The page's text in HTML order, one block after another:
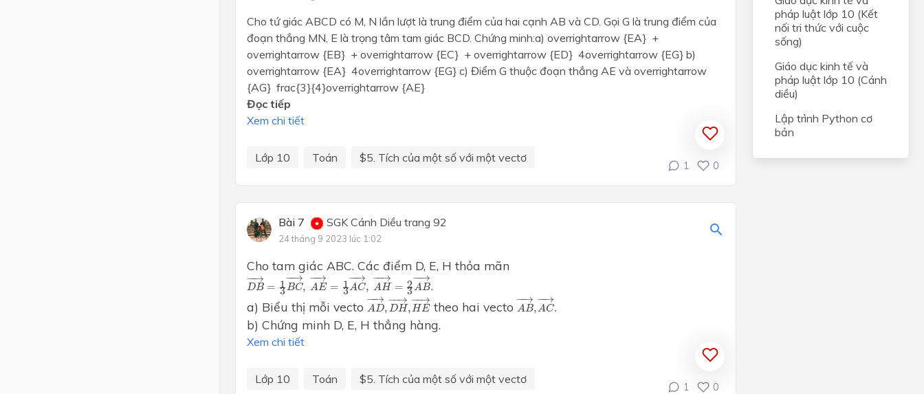
Cho tứ giác ABCD có M, N lần lượt là trung điểm của hai cạnh AB và CD. Gọi G là trung điểm của
đoạn thẳng MN, E là trọng tâm tam giác BCD. Chứng minh:a) overrightarrow {EA} +
overrightarrow {EB} + overrightarrow {EC} + overrightarrow {ED} 4overrightarrow {EG} b)
overrightarrow {EA} 4overrightarrow {EG} c) Điểm G thuộc đoạn thẳng AE và overrightarrow
{AG} frac{3}{4}overrightarrow {AE}
Đọc tiếp
Xem chi tiết
Lớp 10 Toán $5. Tích của một số với một vectơ
1 0
Bài 7 SGK Cánh Diều trang 92
24 tháng 9 2023 lúc 1:02
Cho tam giác ABC. Các điểm D, E, H thỏa mãn
−
−→
DB = 1
3
−
−→
BC,
−
−→
AE = 1
3
−
−→
AC,
−
−→
AH = 2
3
−
−→
AB.
DB→ 13BC →,A =13 AC→ H→= 2
a) Biểu thị mỗi vecto
−
−→
AD,
−
−→
DH,
−
−→
HE
AD →,DH→,H
theo hai vecto
−
−→
AB,
−
−→
AC.
AB→,A
b) Chứng minh D, E, H thẳng hàng.
Xem chi tiết
Lớp 10 Toán $5. Tích của một số với một vectơ
1 0
pháp luật lớp 10 (Kết
nối tri thức với cuộc
sống)
Giáo dục kinh tế và
pháp luật lớp 10 (Cánh
diều)
Lập trình Python cơ
bản